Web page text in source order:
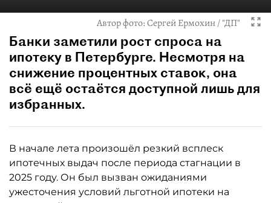
Автор фото:Сергей Ермохин / "ДП"
Банки заметили рост спроса на
ипотеку в Петербурге. Несмотря на
снижение процентных ставок, она
всё ещё остаётся доступной лишь для
избранных.
В начале лета произошёл резкий всплеск
ипотечных выдач после периода стагнации в
2025 году. Он был вызван ожиданиями
ужесточения условий льготной ипотеки на